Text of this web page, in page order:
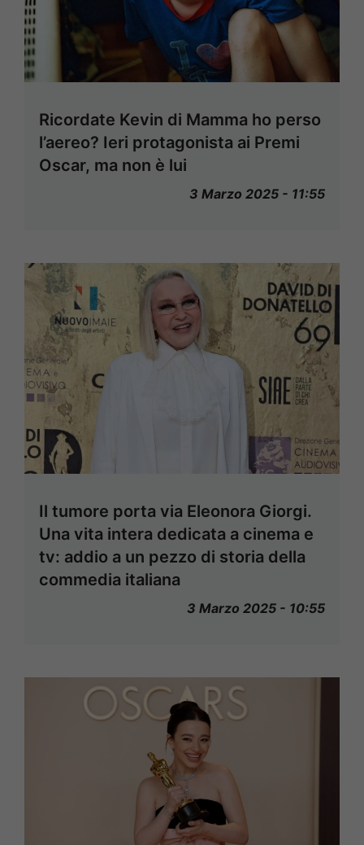
Ricordate Kevin di Mamma ho perso
l’aereo? Ieri protagonista ai Premi
Oscar, ma non è lui
3 Marzo 2025 - 11:55
Il tumore porta via Eleonora Giorgi.
Una vita intera dedicata a cinema e
tv: addio a un pezzo di storia della
commedia italiana
3 Marzo 2025 - 10:55